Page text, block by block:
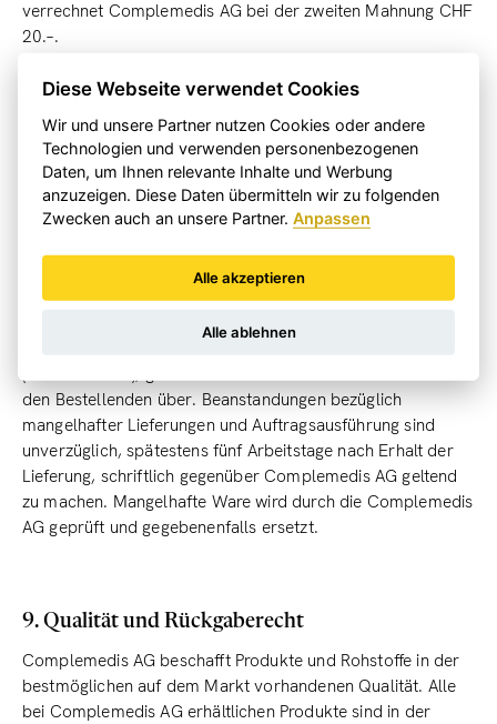
verrechnet Complemedis AG bei der zweiten Mahnung CHF
20.–.
8. Eigentumsvorbehalt, Nutzen und Gefahr
Die im Auftrag von Bestellenden hergestellten Produkte
oder anderweitig gelieferte Waren bleiben bis zum
vollständigen Abschluss des Vertrags zwischen
Complemedis AG. Nach Übergabe der im Auftrag von
Bestellenden hergestellten Produkte an die Schweizerische
Post oder an einen von Complemedis AG beauftragten
(Selbstabholer), gehen Nutzen und Gefahr der Waren auf
den Bestellenden über. Beanstandungen bezüglich
mangelhafter Lieferungen und Auftragsausführung sind
unverzüglich, spätestens fünf Arbeitstage nach Erhalt der
Lieferung, schriftlich gegenüber Complemedis AG geltend
zu machen. Mangelhafte Ware wird durch die Complemedis
AG geprüft und gegebenenfalls ersetzt.
9. Qualität und Rückgaberecht
Complemedis AG beschafft Produkte und Rohstoffe in der
bestmöglichen auf dem Markt vorhandenen Qualität. Alle
bei Complemedis AG erhältlichen Produkte sind in der
Diese Webseite verwendet Cookies
Wir und unsere Partner nutzen Cookies oder andere
Technologien und verwenden personenbezogenen
Daten, um Ihnen relevante Inhalte und Werbung
anzuzeigen. Diese Daten übermitteln wir zu folgenden
Zwecken auch an unsere Partner.Anpassen
Alle akzeptieren
Alle ablehnen